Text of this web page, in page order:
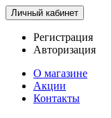
Личный кабинет
Регистрация
Авторизация
О магазине
Акции
Контакты